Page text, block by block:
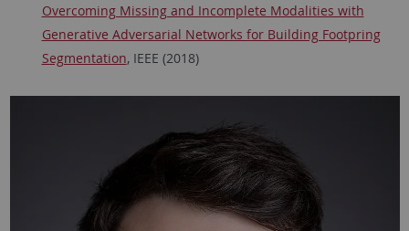
Overcoming Missing and Incomplete Modalities with
Generative Adversarial Networks for Building Footpring
Segmentation, IEEE (2018)